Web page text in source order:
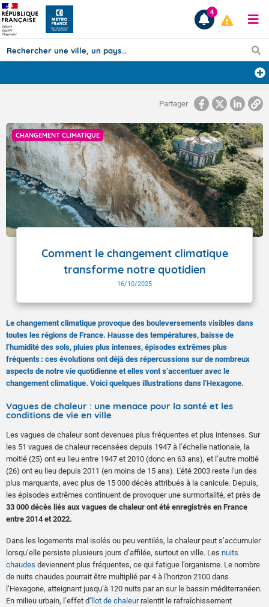
Prévisions
TOUS LES RÉSULTATS
Articles
4
Partager
CHANGEMENT CLIMATIQUE
Comment le changement climatique
transforme notre quotidien
16/10/2025
Le changement climatique provoque des bouleversements visibles dans
toutes les régions de France. Hausse des températures, baisse de
l’humidité des sols, pluies plus intenses, épisodes extrêmes plus
fréquents : ces évolutions ont déjà des répercussions sur de nombreux
aspects de notre vie quotidienne et elles vont s’accentuer avec le
changement climatique. Voici quelques illustrations dans l’Hexagone.
Vagues de chaleur : une menace pour la santé et les
conditions de vie en ville
Les vagues de chaleur sont devenues plus fréquentes et plus intenses. Sur
les 51 vagues de chaleur recensées depuis 1947 à l’échelle nationale, la
moitié (25) ont eu lieu entre 1947 et 2010 (donc en 63 ans), et l’autre moitié
(26) ont eu lieu depuis 2011 (en moins de 15 ans). L'été 2003 reste l'un des
plus marquants, avec plus de 15 000 décès attribués à la canicule. Depuis,
les épisodes extrêmes continuent de provoquer une surmortalité, et près de
33 000 décès liés aux vagues de chaleur ont été enregistrés en France
entre 2014 et 2022.
Dans les logements mal isolés ou peu ventilés, la chaleur peut s’accumuler
lorsqu’elle persiste plusieurs jours d’affilée, surtout en ville. Les nuits
chaudes deviennent plus fréquentes, ce qui fatigue l’organisme. Le nombre
de nuits chaudes pourrait être multiplié par 4 à l'horizon 2100 dans
l’Hexagone, atteignant jusqu’à 120 nuits par an sur le bassin méditerranéen.
En milieu urbain, l’effet d’îlot de chaleurralentit le rafraîchissement